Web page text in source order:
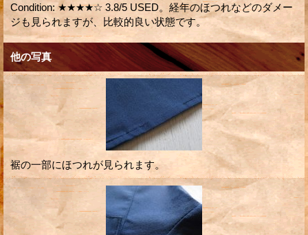
Condition: ★★★★☆ 3.8/5 USED。経年のほつれなどのダメー
ジも見られますが、比較的良い状態です。
他の写真
裾の一部にほつれが見られます。